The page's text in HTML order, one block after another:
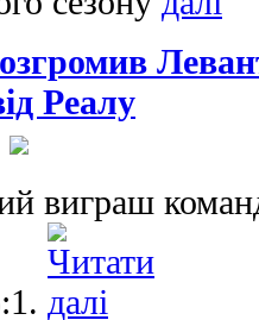
Реалу
виграш